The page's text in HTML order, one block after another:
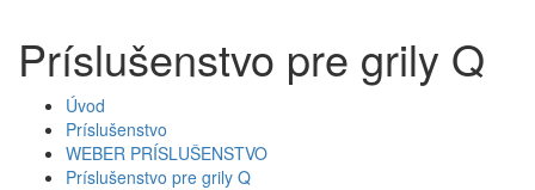
Príslušenstvo pre grily Q
Úvod
Príslušenstvo
WEBER PRÍSLUŠENSTVO
Príslušenstvo pre grily Q